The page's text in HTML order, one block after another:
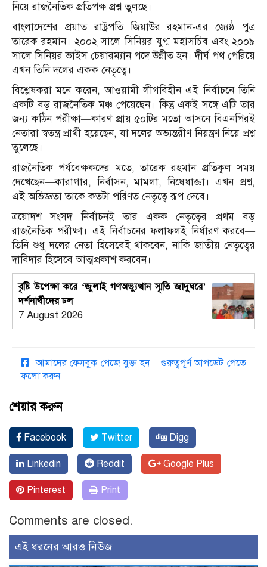
নিয়ে রাজনৈতিক প্রতিপক্ষ প্রশ্ন তুলছে।
বাংলাদেশের প্রয়াত রাষ্ট্রপতিজিয়াউর রহমান-এর জ্যেষ্ঠ পুত্র
তারেক রহমান। ২০০২ সালে সিনিয়র যুগ্ম মহাসচিব এবং ২০০৯
সালে সিনিয়র ভাইস চেয়ারম্যান পদে উন্নীত হন। দীর্ঘ পথ পেরিয়ে
এখন তিনি দলের একক নেতৃত্বে।
বিশ্লেষকরা মনে করেন, আওয়ামী লীগবিহীন এই নির্বাচনে তিনি
একটি বড় রাজনৈতিক মঞ্চ পেয়েছেন। কিন্তু একই সঙ্গে এটি তার
জন্য কঠিন পরীক্ষা—কারণ প্রায় ৫০টির মতো আসনে বিএনপিরই
নেতারা স্বতন্ত্র প্রার্থী হয়েছেন, যা দলের অভ্যন্তরীণ নিয়ন্ত্রণ নিয়ে প্রশ্ন
তুলেছে।
রাজনৈতিক পর্যবেক্ষকদের মতে, তারেক রহমান প্রতিকূল সময়
দেখেছেন—কারাগার, নির্বাসন, মামলা, নিষেধাজ্ঞা। এখন প্রশ্ন,
এই অভিজ্ঞতা তাকে কতটা পরিণত নেতৃত্বে রূপ দেবে।
ত্রয়োদশ সংসদ নির্বাচনই তার একক নেতৃত্বের প্রথম বড়
রাজনৈতিক পরীক্ষা। এই নির্বাচনের ফলাফলই নির্ধারণ করবে—
তিনি শুধু দলের নেতা হিসেবেই থাকবেন, নাকি জাতীয় নেতৃত্বের
দাবিদার হিসেবে আত্মপ্রকাশ করবেন।
বৃষ্টি উপেক্ষা করে ‘জুলাই গণঅভ্যুত্থান স্মৃতি জাদুঘরে’
দর্শনার্থীদের ঢল
7 August 2026
আমাদের ফেসবুক পেজে যুক্ত হন – গুরুত্বপূর্ণ আপডেট পেতে
ফলো করুন
শেয়ার করুন
Facebook Twitter Digg
Linkedin Reddit Google Plus
Pinterest Print
Comments are closed.
এই ধরনের আরও নিউজ